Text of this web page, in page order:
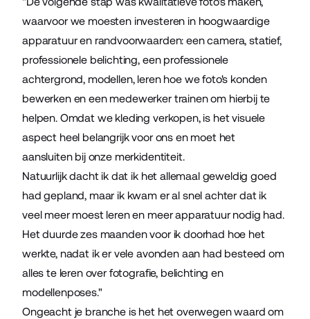
waarvoor we moesten investeren in hoogwaardige
apparatuur en randvoorwaarden: een camera, statief,
professionele belichting, een professionele
achtergrond, modellen, leren hoe we foto's konden
bewerken en een medewerker trainen om hierbij te
helpen. Omdat we kleding verkopen, is het visuele
aspect heel belangrijk voor ons en moet het
aansluiten bij onze merkidentiteit.
Natuurlijk dacht ik dat ik het allemaal geweldig goed
had gepland, maar ik kwam er al snel achter dat ik
veel meer moest leren en meer apparatuur nodig had.
Het duurde zes maanden voor ik doorhad hoe het
werkte, nadat ik er vele avonden aan had besteed om
alles te leren over fotografie, belichting en
modellenposes."
Ongeacht je branche is het het overwegen waard om